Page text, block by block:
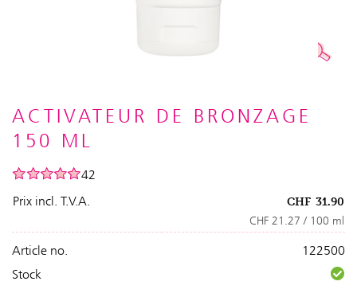
ACTIVATEUR DE BRONZAGE
150 ML
42
Prix incl. T.V.A.
CHF 31.90
CHF 21.27 / 100 ml
Article no.
122500
Stock